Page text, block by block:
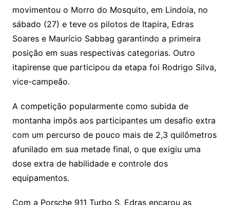
movimentou o Morro do Mosquito, em Lindoia, no
sábado (27) e teve os pilotos de Itapira, Edras
Soares e Maurício Sabbag garantindo a primeira
posição em suas respectivas categorias. Outro
itapirense que participou da etapa foi Rodrigo Silva,
vice-campeão.
A competição popularmente como subida de
montanha impôs aos participantes um desafio extra
com um percurso de pouco mais de 2,3 quilômetros
afunilado em sua metade final, o que exigiu uma
dose extra de habilidade e controle dos
equipamentos.
Com a Porsche 911 Turbo S, Edras encarou as